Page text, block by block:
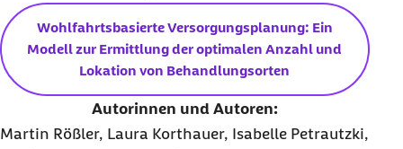
Wohlfahrtsbasierte Versorgungsplanung: Ein
Modell zur Ermittlung der optimalen Anzahl und
Lokation von Behandlungsorten
Autorinnen und Autoren:
Martin Rößler, Laura Korthauer, Isabelle Petrautzki,